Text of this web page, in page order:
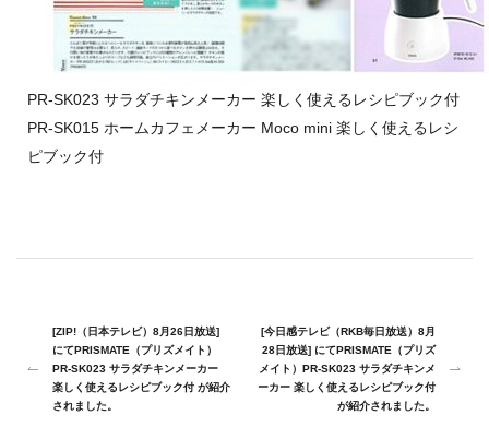
PR-SK023サラダチキンメーカー 楽しく使えるレシピブック付
PR-SK015ホームカフェメーカー Moco mini 楽しく使えるレシ
ピブック付
[ZIP!（日本テレビ）8月26日放送]
にてPRISMATE（プリズメイト）
PR-SK023 サラダチキンメーカー
楽しく使えるレシピブック付 が紹介
されました。
[今日感テレビ（RKB毎日放送）8月
28日放送] にてPRISMATE（プリズ
メイト）PR-SK023 サラダチキンメ
ーカー 楽しく使えるレシピブック付
が紹介されました。